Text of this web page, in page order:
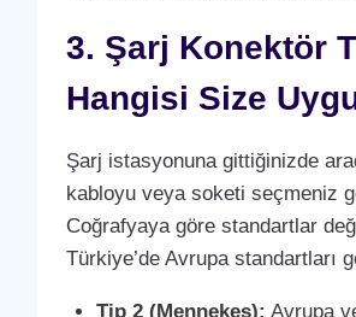
3. Şarj Konektör
Hangisi Size
Şarj istasyonuna gittiğinizde
kabloyu veya soketi seçmeniz
Coğrafyaya göre standartlar
Türkiye’de Avrupa standartları
Tip 2 (Mennekes): Avrupa